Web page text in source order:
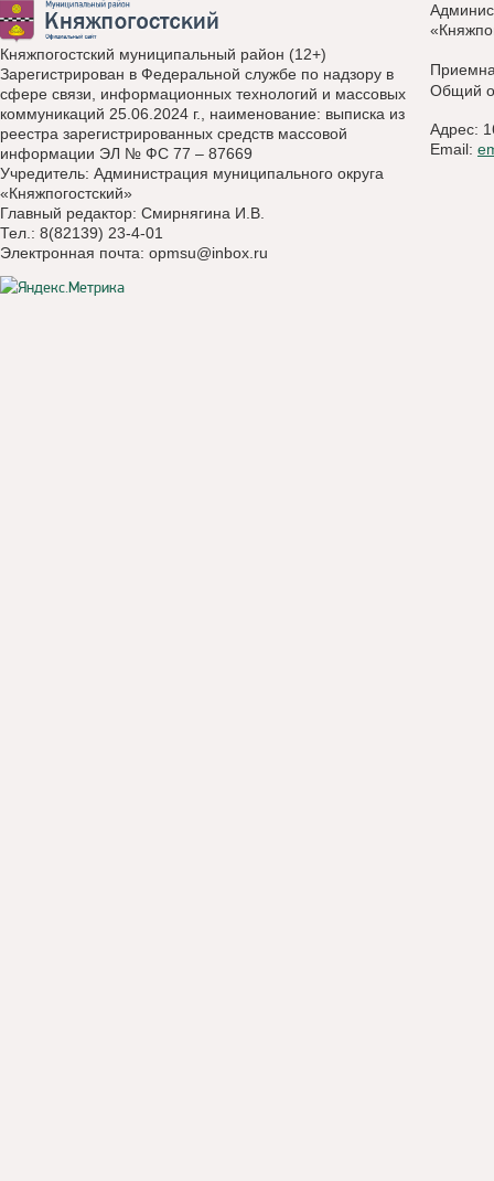
Княжпогостский муниципальный район (12+)
Зарегистрирован в Федеральной службе по надзору в
сфере связи, информационных технологий и массовых
коммуникаций 25.06.2024 г., наименование: выписка из
реестра зарегистрированных средств массовой
информации ЭЛ № ФС 77 – 87669
Учредитель: Администрация муниципального округа
«Княжпогостский»
Главный редактор: Смирнягина И.В.
Тел.: 8(82139) 23-4-01
Электронная почта: opmsu@inbox.ru
Общий
Адрес:
Email: